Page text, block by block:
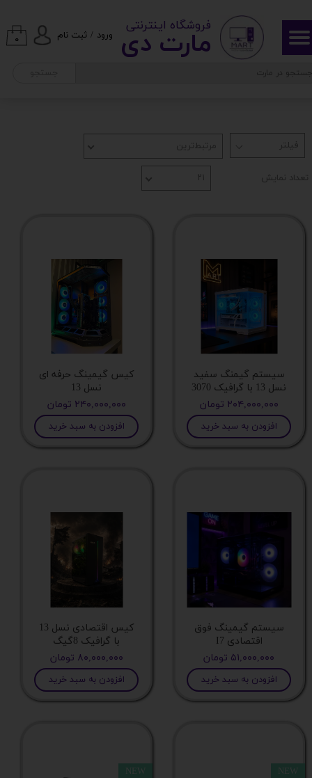
ورود / ثبت نام
حساب کاربری من
تغییر گذر واژه
۰ مارت دی​​​​​​
​ ​فروشگاه اینترنتیوزن با بسته‌بندی
رزولوشن
زمان پاسخ گویی
کنتراست داینامیک
فریم ریت
ابعاد کلی
تعداد رنگ قابل تشخیص
نسبت ابعاد صفحه
زاویه دید صفحه نمایش
پورت DisplayPort
شدت روشنایی
مدل مانیتور
مرتبط‌ترین
تعداد نمایش ۲۱
سیستم گیمنگ سفید
نسل 13 با گرافیک 3070
۲۰۴,۰۰۰,۰۰۰ تومان
افزودن به سبد خرید
کیس گیمینگ حرفه ای
نسل 13
۲۴۰,۰۰۰,۰۰۰ تومان
افزودن به سبد خرید
سیستم گیمینگ فوق
اقتصادی I7
۵۱,۰۰۰,۰۰۰ تومان
افزودن به سبد خرید
کیس اقتصادی نسل 13
با گرافیک 8گیگ
۸۰,۰۰۰,۰۰۰ تومان
افزودن به سبد خرید
NEW
NEW